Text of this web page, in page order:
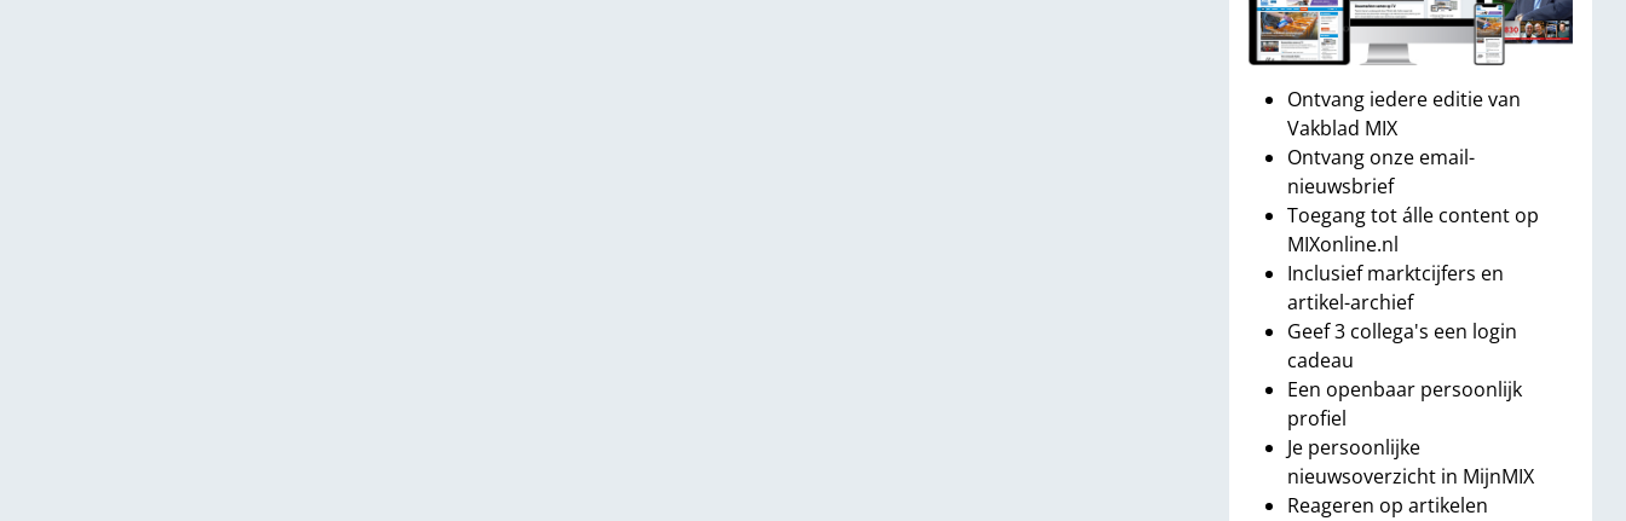
Ontvang iedere editie van
Vakblad MIX
Ontvang onze email-
nieuwsbrief
Toegang tot álle content op
MIXonline.nl
Inclusief marktcijfers en
artikel-archief
Geef 3 collega's een login
cadeau
Een openbaar persoonlijk
profiel
Je persoonlijke
nieuwsoverzicht in MijnMIX
Reageren op artikelen